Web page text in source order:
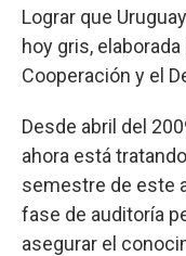
Lograr que
hoy gris,
Cooperación y el
Desde abril del
ahora está
semestre de este
fase de auditoría
asegurar el